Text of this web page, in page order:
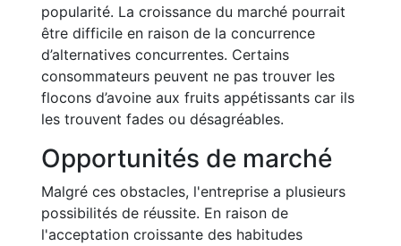
popularité. La croissance du marché pourrait
être difficile en raison de la concurrence
d’alternatives concurrentes. Certains
consommateurs peuvent ne pas trouver les
flocons d’avoine aux fruits appétissants car ils
les trouvent fades ou désagréables.
Opportunités de marché
Malgré ces obstacles, l'entreprise a plusieurs
possibilités de réussite. En raison de
l'acceptation croissante des habitudes